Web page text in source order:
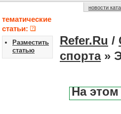
новости
тематические
статьи:
Разместить
статью
Refer.Ru /
спорта»
На